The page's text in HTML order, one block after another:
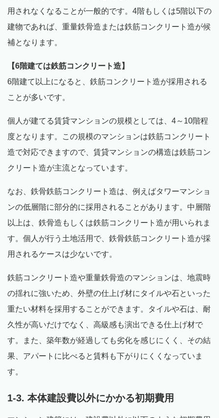
用されなくなることが一般的です。4階もしくは5階以下の
建物であれば、重量鉄骨造または鉄筋コンクリート造が候
補となります。
【6階建ては鉄筋コンクリート造】
6階建て以上になると、鉄筋コンクリート造が採用される
ことが多いです。
個人が建てる賃貸マンションの規模としては、4～10階程
度となります。この規模のマンションは鉄筋コンクリート
造で対応できますので、賃貸マンションの構造は鉄筋コン
クリート造が主流となっています。
なお、鉄骨鉄筋コンクリート造は、例えばタワーマンショ
ンの低層階に部分的に採用されることがあります。中層階
以上は、鉄骨造もしくは鉄筋コンクリート造が用いられま
す。個人が行う土地活用で、鉄骨鉄筋コンクリート造が採
用されるケースは少ないです。
鉄筋コンクリート造や重量鉄骨造のマンションは、地震時
の揺れに強いため、外壁の仕上げ材にタイルや石といった
重たい材料を採用することができます。タイルや石は、耐
久性が高いだけでなく、高級感も演出できる仕上げ材で
す。また、築年数が経過しても劣化を感じにくく、その結
果、アパートに比べると賃料も下がりにくくなっていま
す。
1-3. 本体建設費以外にかかる初期費用